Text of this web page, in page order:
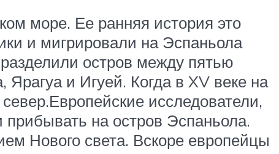
море. Ее ранняя история это
и мигрировали на Эспаньола
остров между пятью
и Игуей. Когда в XV веке на
исследователи,
на остров Эспаньола.
Нового света. Вскоре европейцы